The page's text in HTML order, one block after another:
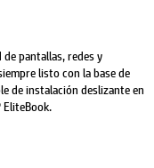
pantallas, redes y
listo con la base de
de instalación deslizante en